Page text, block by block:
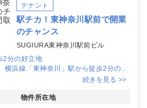
、看板計画と来院導線の整合を事前
い。
奈川駅周辺クリニック物件は随時更新
前の計画物件や条件交渉の可否も個別
さい。
テナント
駅チカ！東神奈川駅前で開業
のチャンス
SUGIURA東神奈川駅前ビル
分の好立地
横浜線「東神奈川」駅から徒歩2分の場
、アクセスが非常に便利です。駅前のバ
続きを見る >>
物件所在地